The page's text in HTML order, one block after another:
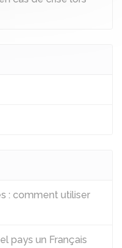
: comment utiliser
pays un Français